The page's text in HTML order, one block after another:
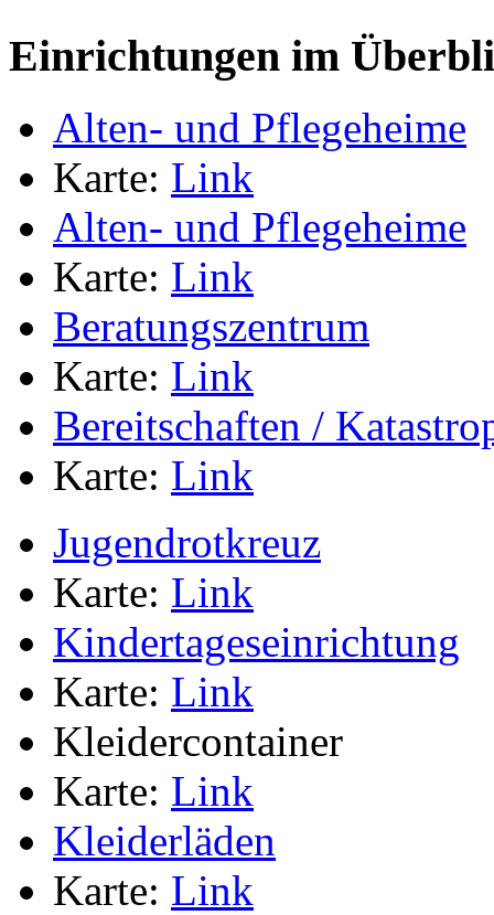
Einrichtungen im
Alten- und Pflegeheime
Karte: Link
Alten- und Pflegeheime
Karte: Link
Beratungszentrum
Karte: Link
Bereitschaften /
Karte: Link
Jugendrotkreuz
Karte: Link
Kindertageseinrichtung
Karte: Link
Kleidercontainer
Karte: Link
Kleiderläden
Karte: Link